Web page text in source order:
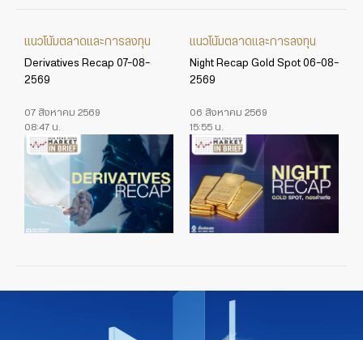
แนวโน้มตลาดและการลงทุน
Derivatives Recap 07-08-
2569
07 สิงหาคม 2569
08:47 น.
แนวโน้มตลาดและการลงทุน
Night Recap Gold Spot 06-08-
2569
06 สิงหาคม 2569
15:55 น.